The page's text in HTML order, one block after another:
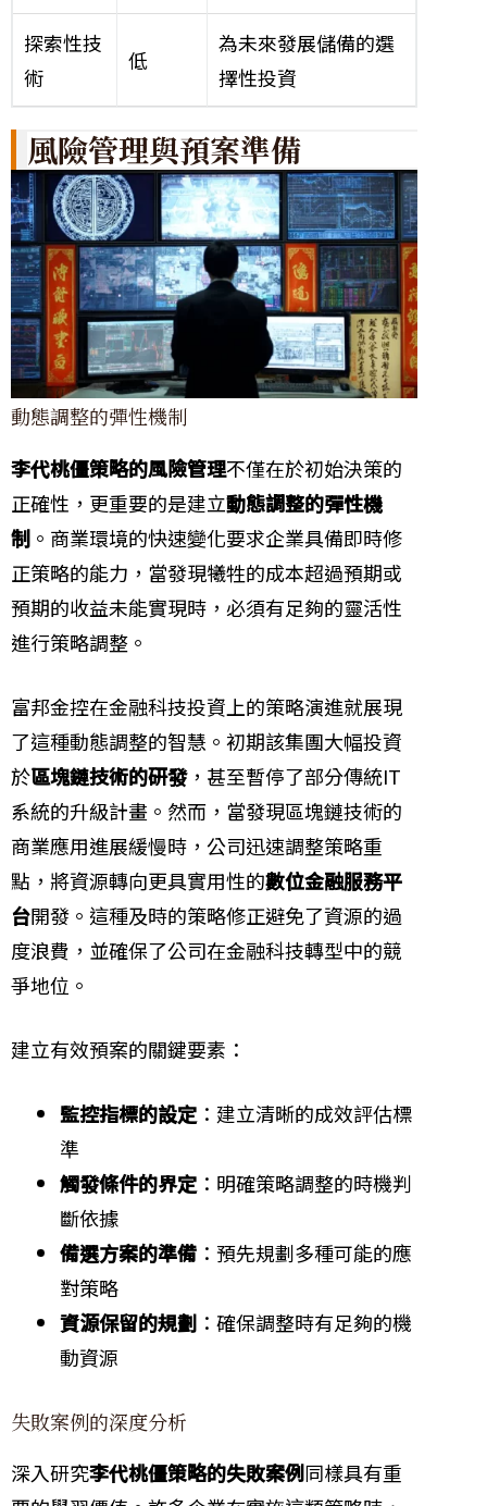
探索性技
術
低
為未來發展儲備的選
擇性投資
風險管理與預案準備
動態調整的彈性機制
李代桃僵策略的風險管理不僅在於初始決策的
正確性，更重要的是建立動態調整的彈性機
制 。商業環境的快速變化要求企業具備即時修
正策略的能力，當發現犧牲的成本超過預期或
預期的收益未能實現時，必須有足夠的靈活性
進行策略調整。
富邦金控在金融科技投資上的策略演進就展現
了這種動態調整的智慧。初期該集團大幅投資
於區塊鏈技術的研發，甚至暫停了部分傳統IT
系統的升級計畫。然而，當發現區塊鏈技術的
商業應用進展緩慢時，公司迅速調整策略重
點，將資源轉向更具實用性的數位金融服務平
台開發。這種及時的策略修正避免了資源的過
度浪費，並確保了公司在金融科技轉型中的競
爭地位。
建立有效預案的關鍵要素：
監控指標的設定 ：建立清晰的成效評估標
準
觸發條件的界定 ：明確策略調整的時機判
斷依據
備選方案的準備 ：預先規劃多種可能的應
對策略
資源保留的規劃 ：確保調整時有足夠的機
動資源
失敗案例的深度分析
深入研究李代桃僵策略的失敗案例同樣具有重